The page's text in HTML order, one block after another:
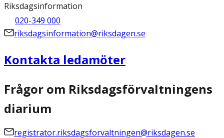
Riksdagsinformation
020-349 000
riksdagsinformation@riksdagen.se
Kontakta ledamöter
Frågor om Riksdagsförvaltningens
diarium
registrator.riksdagsforvaltningen@riksdagen.se